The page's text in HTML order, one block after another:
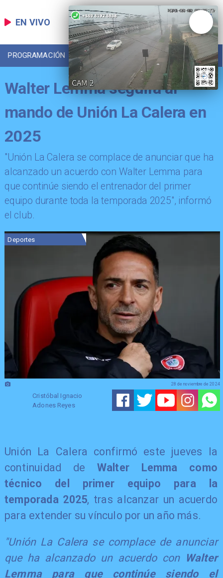
EN VIVO
PROGRAMACIÓN LOCAL DEPORTES
Walter Lemma seguirá al
mando de Unión La Calera en
2025
​"Unión La Calera se complace de anunciar que ha
alcanzado un acuerdo con Walter Lemma para
que continúe siendo el entrenador del primer
equipo durante toda la temporada 2025", informó
el club.
Deportes
Cristóbal Ignacio
Adones Reyes
28 de noviembre de 2024
Unión La Calera confirmó este jueves la
continuidad de Walter Lemma como
técnico del primer equipo para la
temporada 2025, tras alcanzar un acuerdo
para extender su vínculo por un año más.
"Unión La Calera se complace de anunciar
que ha alcanzado un acuerdo con Walter
Lemma para que continúe siendo el